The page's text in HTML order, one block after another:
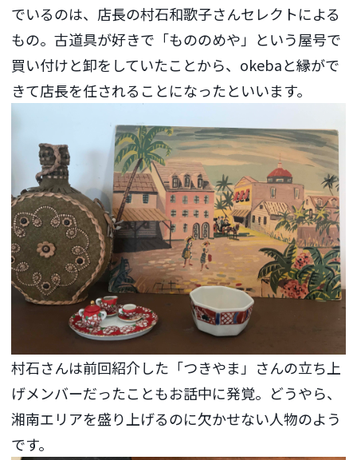
でいるのは、店長の村石和歌子さんセレクトによる
もの。古道具が好きで「もののめや」という屋号で
買い付けと卸をしていたことから、okebaと縁がで
きて店長を任されることになったといいます。
村石さんは前回紹介した「つきやま」さんの立ち上
げメンバーだったこともお話中に発覚。どうやら、
湘南エリアを盛り上げるのに欠かせない人物のよう
です。